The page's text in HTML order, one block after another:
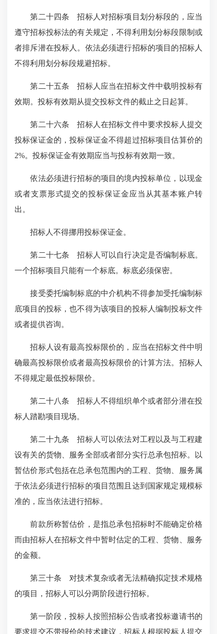
第二十四条 招标人对招标项目划分标段的，应当
遵守招标投标法的有关规定，不得利用划分标段限制或
者排斥潜在投标人。依法必须进行招标的项目的招标人
不得利用划分标段规避招标。
第二十五条 招标人应当在招标文件中载明投标有
效期。投标有效期从提交投标文件的截止之日起算。
第二十六条 招标人在招标文件中要求投标人提交
投标保证金的，投标保证金不得超过招标项目估算价的
2%。投标保证金有效期应当与投标有效期一致。
依法必须进行招标的项目的境内投标单位，以现金
或者支票形式提交的投标保证金应当从其基本账户转
出。
招标人不得挪用投标保证金。
第二十七条 招标人可以自行决定是否编制标底。
一个招标项目只能有一个标底。标底必须保密。
接受委托编制标底的中介机构不得参加受托编制标
底项目的投标，也不得为该项目的投标人编制投标文件
或者提供咨询。
招标人设有最高投标限价的，应当在招标文件中明
确最高投标限价或者最高投标限价的计算方法。招标人
不得规定最低投标限价。
第二十八条 招标人不得组织单个或者部分潜在投
标人踏勘项目现场。
第二十九条 招标人可以依法对工程以及与工程建
设有关的货物、服务全部或者部分实行总承包招标。以
暂估价形式包括在总承包范围内的工程、货物、服务属
于依法必须进行招标的项目范围且达到国家规定规模标
准的，应当依法进行招标。
前款所称暂估价，是指总承包招标时不能确定价格
而由招标人在招标文件中暂时估定的工程、货物、服务
的金额。
第三十条 对技术复杂或者无法精确拟定技术规格
的项目，招标人可以分两阶段进行招标。
第一阶段，投标人按照招标公告或者投标邀请书的
要求提交不带报价的技术建议，招标人根据投标人提交